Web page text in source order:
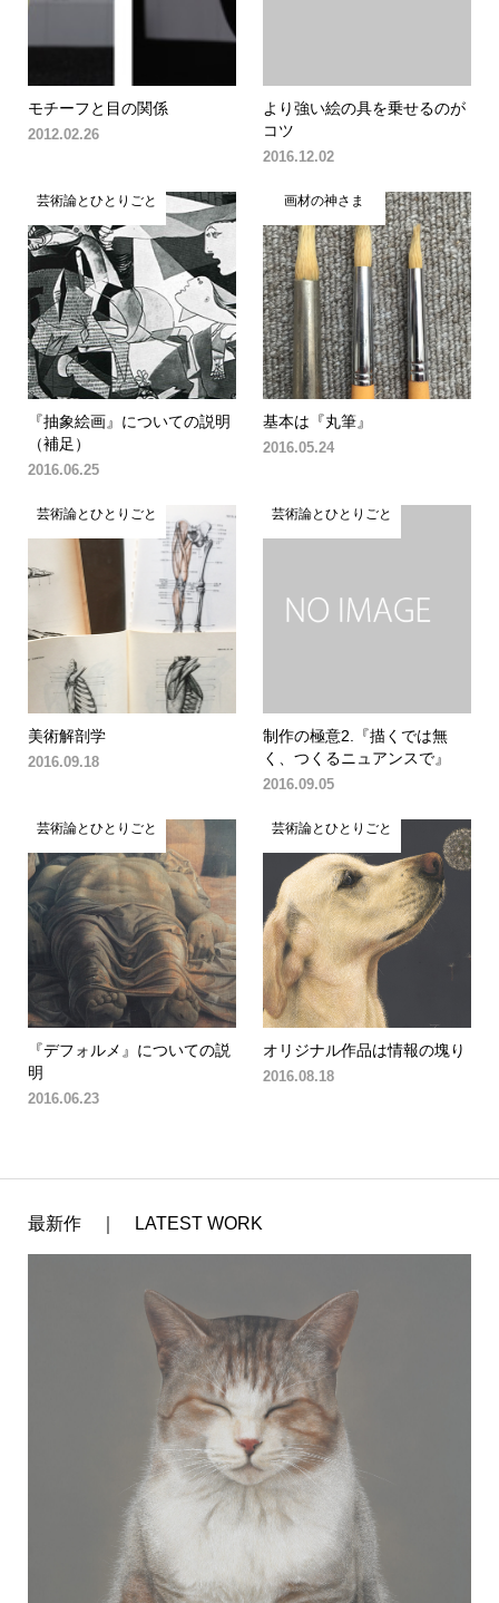
モチーフと目の関係
2012.02.26
より強い絵の具を乗せるのが
コツ
2016.12.02
芸術論とひとりごと
『抽象絵画』についての説明
（補足）
2016.06.25
画材の神さま
基本は『丸筆』
2016.05.24
芸術論とひとりごと
美術解剖学
2016.09.18
芸術論とひとりごと
制作の極意2.『描くでは無
く、つくるニュアンスで』
2016.09.05
芸術論とひとりごと
『デフォルメ』についての説
明
2016.06.23
芸術論とひとりごと
オリジナル作品は情報の塊り
2016.08.18
最新作 ｜ LATEST WORK